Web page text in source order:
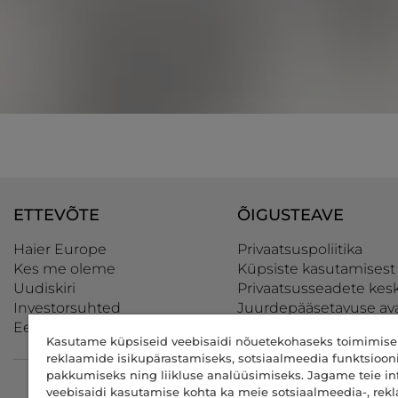
CANDY HOOVER GROUP S.r.I. - ainuosanik -
ETTEVÕTE
Haier Europe
Kes me oleme
Uudiskiri
Investorsuhted
Eetikakoodeks
ÕIGUSTEAVE
Privaatsuspoliitika
Küpsiste kasutamisest
Privaatsusseadete
Juurdepääsetavuse
Kasutame küpsiseid veebisaidi nõuetekohaseks
reklaamide isikupärastamiseks, sotsiaalmeedia
pakkumiseks ning liikluse analüüsimiseks. Jagame teie
veebisaidi kasutamise kohta ka meie sotsiaalmeedia-,